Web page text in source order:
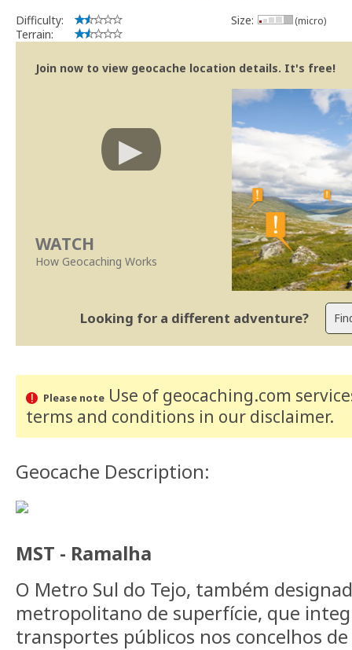
implicações que as guidelines actuais indicam.
Se no local existe algum container, por favor recolha-o a fim
Obrigado
Geocaching.com Volunteer Cache Reviewer
Difficulty:
Terrain:
Size: (micro)
Join now to view geocache location details. It's free!
WATCH
How Geocaching Works
Looking for a different adventure?
Please noteUse of geocaching.com
terms and conditions in our disclaimer.
Geocache Description:
MST - Ramalha
O Metro Sul do Tejo, também
metropolitano de superfície, que
transportes públicos nos concelhos de